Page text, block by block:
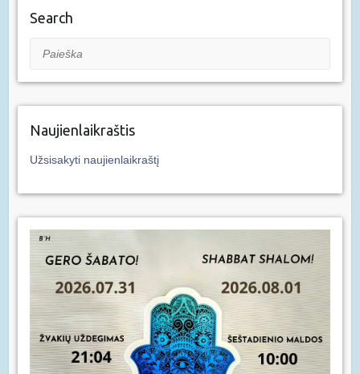
Search
Paieška
Naujienlaikraštis
Užsisakyti naujienlaikraštį